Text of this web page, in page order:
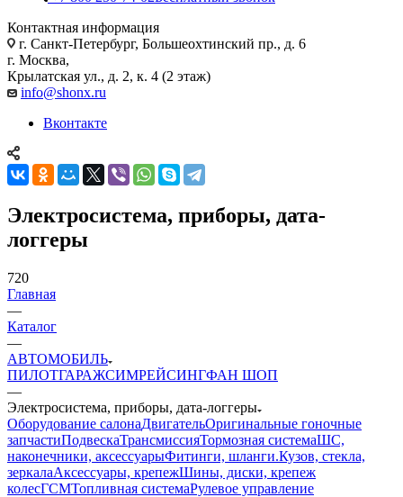
Контактная информация
г. Санкт-Петербург, Большеохтинский пр., д. 6
г. Москва,
Крылатская ул., д. 2, к. 4 (2 этаж)
info@shonx.ru
Вконтакте
Электросистема, приборы, дата-
логгеры
720
Главная
—
Каталог
—
АВТОМОБИЛЬ
ПИЛОТГАРАЖСИМРЕЙСИНГФАН ШОП
—
Электросистема, приборы, дата-логгеры
Оборудование салонаДвигательОригинальные гоночные
запчастиПодвескаТрансмиссияТормозная системаШС,
наконечники, аксессуарыФитинги, шланги.Кузов, стекла,
зеркалаАксессуары, крепежШины, диски, крепеж
колесГСМТопливная системаРулевое управление